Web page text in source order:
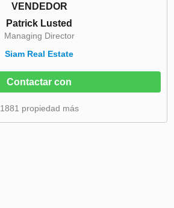
VENDEDOR
Patrick Lusted
Managing Director
Siam Real Estate
Contactar con
1881 propiedad más